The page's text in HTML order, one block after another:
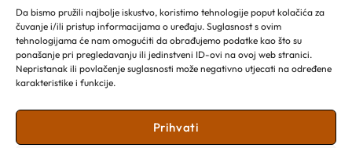
Da bismo pružili najbolje iskustvo, koristimo tehnologije poput kolačića za
čuvanje i/ili pristup informacijama o uređaju. Suglasnost s ovim
tehnologijama će nam omogućiti da obrađujemo podatke kao što su
ponašanje pri pregledavanju ili jedinstveni ID-ovi na ovoj web stranici.
Nepristanak ili povlačenje suglasnosti može negativno utjecati na određene
karakteristike i funkcije.
Prihvati
Franjevački put 2a
Obala kralja Tomislava 16
21 300 Makarska
Email: info@makarska-info.hr
Phone: +385 21 612 002/+385 21 650 076